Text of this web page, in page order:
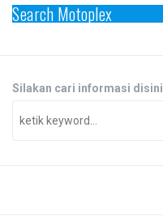
Search Motoplex
Silakan cari informasi disini